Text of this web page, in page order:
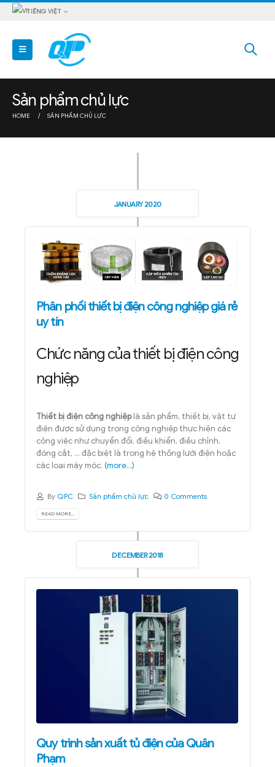
TIẾNG VIỆT
Sản phẩm chủ lực
HOME SẢN PHẨM CHỦ LỰC
JANUARY 2020
Phân phối thiết bị điện công nghiệp giá rẻ
uy tín
Chức năng của thiết bị điện công
nghiệp
Thiết bị điện công nghiệplà sản phẩm, thiết bị, vật tư
điện được sử dụng trong công nghiệp thực hiện các
công việc như chuyển đổi, điều khiển, điều chỉnh,
đóng cắt, ... đặc biệt là trong hệ thống lưới điện hoặc
các loại máy móc.(more…)
By QPC Sản phẩm chủ lực 0 Comments
READ MORE...
DECEMBER 2018
Quy trình sản xuất tủ điện của Quân
Phạm